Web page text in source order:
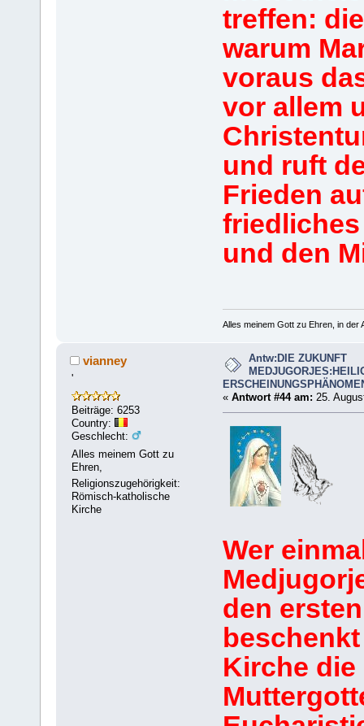
treffen:
warum
voraus
vor allem
und ruft
Frieden
und den
Alles meinem Gott zu Ehren, in der
vianney
'
Beiträge: 6253
Country:
Geschlecht:
Alles meinem Gott zu
Ehren,
Religionszugehörigkeit:
Römisch-katholische
Kirche
Antw:DIE ZUKUNFT
« Antwort #44 am: 25.
Wer
den
Kirche